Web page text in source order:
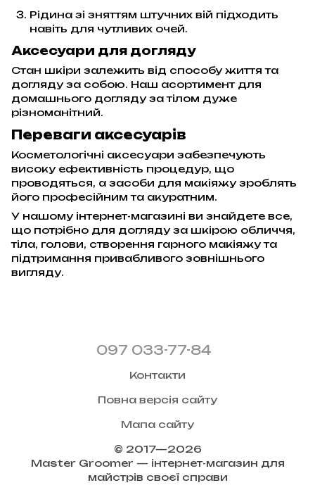
Рідина зі зняттям штучних вій підходить
навіть для чутливих очей.
Аксесуари для догляду
Стан шкіри залежить від способу життя та
догляду за собою. Наш асортимент для
домашнього догляду за тілом дуже
різноманітний.
Переваги аксесуарів
Косметологічні аксесуари забезпечують
високу ефективність процедур, що
проводяться, а засоби для макіяжу зроблять
його професійним та акуратним.
У нашому інтернет-магазині ви знайдете все,
що потрібно для догляду за шкірою обличчя,
тіла, голови, створення гарного макіяжу та
підтримання привабливого зовнішнього
вигляду.
097 033-77-84
Контакти
Повна версія сайту
Мапа сайту
© 2017—2026
Master Groomer — інтернет-магазин для
майстрів своєї справи